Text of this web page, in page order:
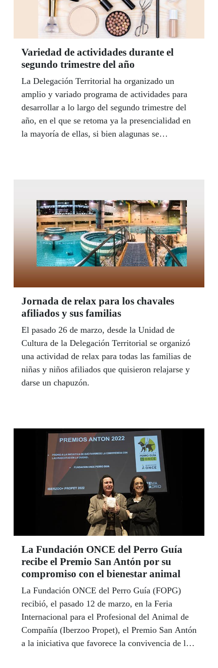
Variedad de actividades durante el
segundo trimestre del año
La Delegación Territorial ha organizado un
amplio y variado programa de actividades para
desarrollar a lo largo del segundo trimestre del
año, en el que se retoma ya la presencialidad en
la mayoría de ellas, si bien alagunas se
Jornada de relax para los chavales
afiliados y sus familias
El pasado 26 de marzo, desde la Unidad de
Cultura de la Delegación Territorial se organizó
una actividad de relax para todas las familias de
niñas y niños afiliados que quisieron relajarse y
darse un chapuzón.
La Fundación ONCE del Perro Guía
recibe el Premio San Antón por su
compromiso con el bienestar animal
La Fundación ONCE del Perro Guía (FOPG)
recibió, el pasado 12 de marzo, en la Feria
Internacional para el Profesional del Animal de
Compañía (Iberzoo Propet), el Premio San Antón
a la iniciativa que favorece la convivencia de las